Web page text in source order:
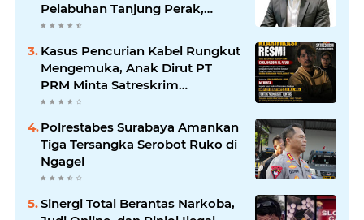
Pelabuhan Tanjung Perak,
Pimpinan Redaksi
HarianMataBerita.com
Sampaikan Ucapan Selamat
Kasus Pencurian Kabel Rungkut
Mengemuka, Anak Dirut PT
PRM Minta Satreskrim
Polrestabes Surabaya Usut
Hingga Tuntas
Polrestabes Surabaya Amankan
Tiga Tersangka Serobot Ruko di
Ngagel
Sinergi Total Berantas Narkoba,